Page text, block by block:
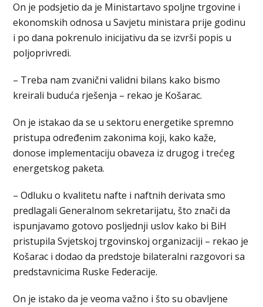
On je podsjetio da je Ministartavo spoljne trgovine i
ekonomskih odnosa u Savjetu ministara prije godinu
i po dana pokrenulo inicijativu da se izvrši popis u
poljoprivredi.
– Treba nam zvanični validni bilans kako bismo
kreirali buduća rješenja – rekao je Košarac.
On je istakao da se u sektoru energetike spremno
pristupa određenim zakonima koji, kako kaže,
donose implementaciju obaveza iz drugog i trećeg
energetskog paketa.
– Odluku o kvalitetu nafte i naftnih derivata smo
predlagali Generalnom sekretarijatu, što znači da
ispunjavamo gotovo posljednji uslov kako bi BiH
pristupila Svjetskoj trgovinskoj organizaciji – rekao je
Košarac i dodao da predstoje bilateralni razgovori sa
predstavnicima Ruske Federacije.
On je istako da je veoma važno i što su obavljene